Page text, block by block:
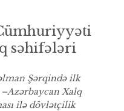
səhifələri
Şərqində ilk
Xalq
ilə dövlətçilik